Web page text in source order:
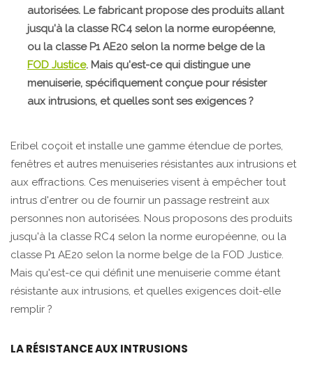
autorisées. Le fabricant propose des produits allant
jusqu'à la classe RC4 selon la norme européenne,
ou la classe P1 AE20 selon la norme belge de la
FOD Justice. Mais qu'est-ce qui distingue une
menuiserie, spécifiquement conçue pour résister
aux intrusions, et quelles sont ses exigences ?
Eribel coçoit et installe une gamme étendue de portes,
fenêtres et autres menuiseries résistantes aux intrusions et
aux effractions. Ces menuiseries visent à empêcher tout
intrus d'entrer ou de fournir un passage restreint aux
personnes non autorisées. Nous proposons des produits
jusqu'à la classe RC4 selon la norme européenne, ou la
classe P1 AE20 selon la norme belge de la FOD Justice.
Mais qu'est-ce qui définit une menuiserie comme étant
résistante aux intrusions, et quelles exigences doit-elle
remplir ?
LA RÉSISTANCE AUX INTRUSIONS